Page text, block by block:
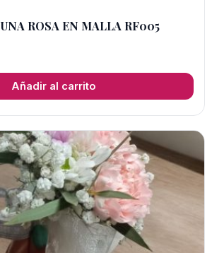
ROSA EN MALLA RF005
Añadir al carrito